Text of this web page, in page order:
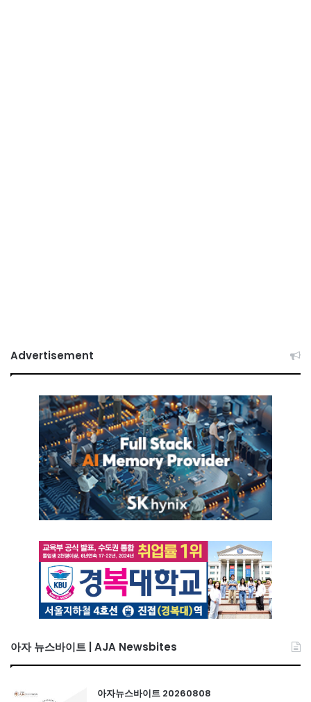
Advertisement
아자 뉴스바이트 | AJA Newsbites
아자뉴스바이트 20260808